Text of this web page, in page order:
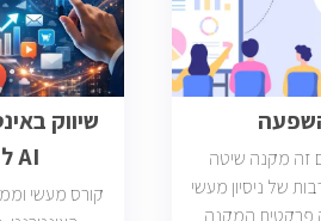
זה מקנה שיטה
של ניסיון מעשי
פרקטית המקנה
שיווק
AI לבעלי עסקים
קורס מעשי